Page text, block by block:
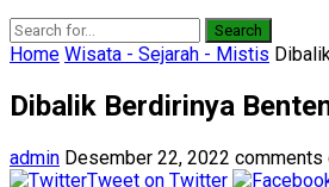
Search
Home Wisata - Sejarah - Mistis
Dibalik Berdirinya
admin Desember 22, 2022
Tweet on Twitter